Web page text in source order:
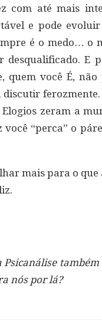
com até mais
e pode
é o medo… o
desqualificado. E
quem você É,
discutir
Elogios zeram a
você “perca” o
mais para o que
Psicanálise
nós por lá?